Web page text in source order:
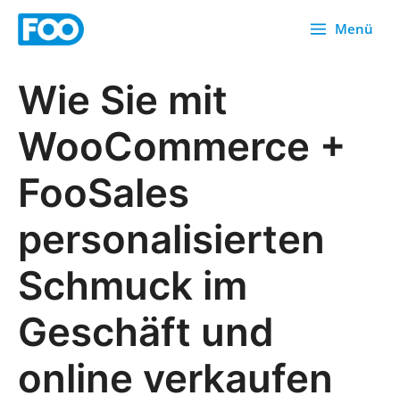
Zum
Inhalt
Menü
Wie Sie mit
WooCommerce +
FooSales
personalisierten
Schmuck im
Geschäft und
online verkaufen